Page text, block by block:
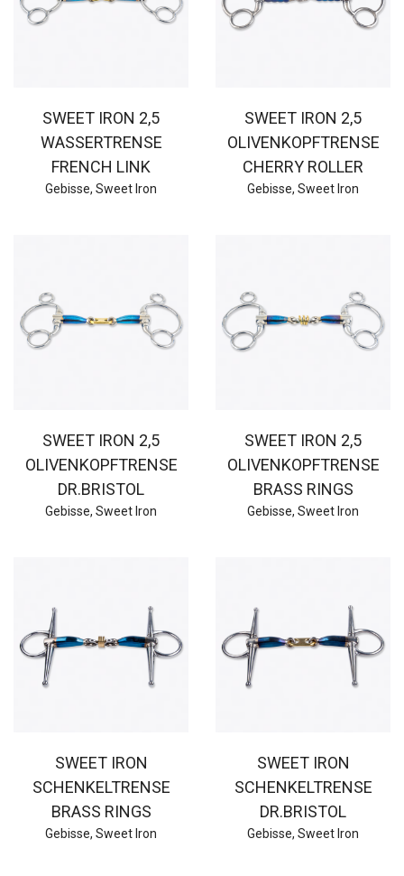
SWEET IRON 2,5
WASSERTRENSE
FRENCH LINK
Gebisse, Sweet Iron
SWEET IRON 2,5
OLIVENKOPFTRENSE
CHERRY ROLLER
Gebisse, Sweet Iron
SWEET IRON 2,5
OLIVENKOPFTRENSE
DR.BRISTOL
Gebisse, Sweet Iron
SWEET IRON 2,5
OLIVENKOPFTRENSE
BRASS RINGS
Gebisse, Sweet Iron
SWEET IRON
SCHENKELTRENSE
BRASS RINGS
Gebisse, Sweet Iron
SWEET IRON
SCHENKELTRENSE
DR.BRISTOL
Gebisse, Sweet Iron